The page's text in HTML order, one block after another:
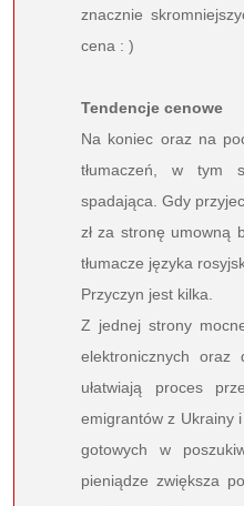
znacznie
cena : )
Tendencje cenowe
Na koniec oraz na
tłumaczeń, w tym
spadająca. Gdy
zł za stronę umowną
tłumacze języka
Przyczyn jest kilka.
Z jednej strony
elektronicznych
ułatwiają proces
emigrantów z Ukrainy
gotowych w
pieniądze zwiększa